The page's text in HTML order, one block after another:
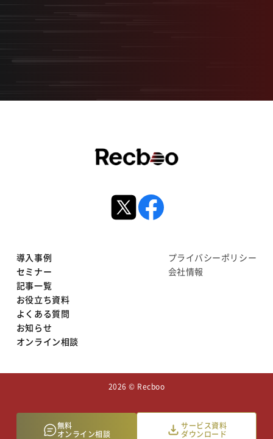
無料
オンライン相談
サービス資料
ダウンロード
導入事例
セミナー
記事一覧
お役立ち資料
よくある質問
お知らせ
オンライン相談
プライバシーポリシー
会社情報
2026 © Recboo